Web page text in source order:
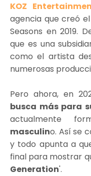
KOZ
agencia que creó
Seasons en 2019.
que es una
como el artista
numerosas
Pero ahora, en
busca más para
actualmente
masculino. Así se
y todo apunta a
final para mostrar
Generation'.